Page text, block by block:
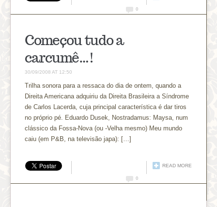
0
Começou tudo a
carcumê…!
30/09/2008 AT 12:50
Trilha sonora para a ressaca do dia de ontem, quando a
Direita Americana adquiriu da Direita Brasileira a Síndrome
de Carlos Lacerda, cuja principal característica é dar tiros
no próprio pé. Eduardo Dusek, Nostradamus: Maysa, num
clássico da Fossa-Nova (ou -Velha mesmo) Meu mundo
caiu (em P&B, na televisão japa): […]
READ MORE
0